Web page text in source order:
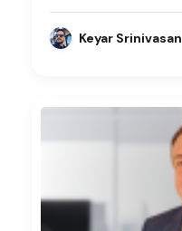
Keyar Srinivasan